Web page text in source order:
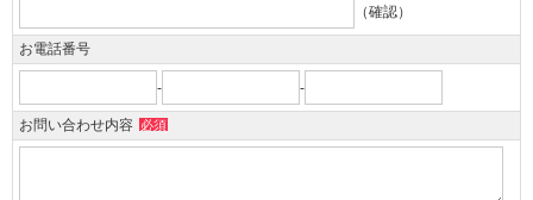
（確認）
お電話番号
- -
お問い合わせ内容 必須